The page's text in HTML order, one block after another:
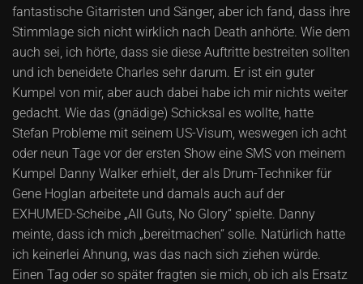
fantastische Gitarristen und Sänger, aber ich fand, dass ihre
Stimmlage sich nicht wirklich nach Death anhörte. Wie dem
auch sei, ich hörte, dass sie diese Auftritte bestreiten sollten
und ich beneidete Charles sehr darum. Er ist ein guter
Kumpel von mir, aber auch dabei habe ich mir nichts weiter
gedacht. Wie das (gnädige) Schicksal es wollte, hatte
Stefan Probleme mit seinem US-Visum, weswegen ich acht
oder neun Tage vor der ersten Show eine SMS von meinem
Kumpel Danny Walker erhielt, der als Drum-Techniker für
Gene Hoglan arbeitete und damals auch auf der
EXHUMED-Scheibe „All Guts, No Glory“ spielte. Danny
meinte, dass ich mich „bereitmachen“ solle. Natürlich hatte
ich keinerlei Ahnung, was das nach sich ziehen würde.
Einen Tag oder so später fragten sie mich, ob ich als Ersatz